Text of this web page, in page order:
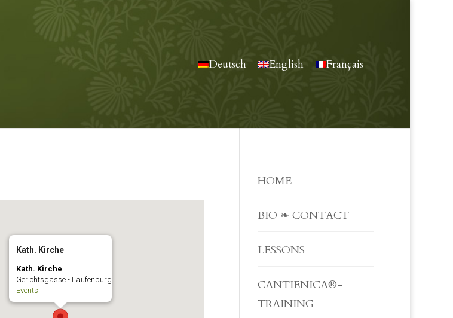
Deutsch English Français
Kath. Kirche
Kath. Kirche
Gerichtsgasse - Laufenburg
Events
HOME
BIO ❧ CONTACT
LESSONS
CANTIENICA®-
TRAINING